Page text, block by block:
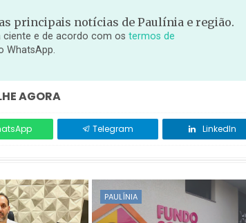
principais notícias de Paulínia e região.
e de acordo com os termos de
WhatsApp.
AGORA
Telegram LinkedIn
PAULÍNIA